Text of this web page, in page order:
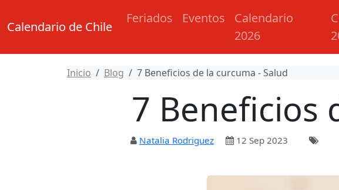
Calendario de Chile
Feriados Eventos
Calendario
2026
Inicio Blog 7 Beneficios de la curcuma - Salud
7 Beneficios
Natalia Rodriguez 12 Sep 2023